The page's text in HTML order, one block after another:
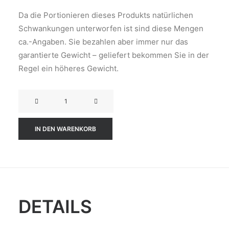
Da die Portionieren dieses Produkts natürlichen
Schwankungen unterworfen ist sind diese Mengen
ca.-Angaben. Sie bezahlen aber immer nur das
garantierte Gewicht – geliefert bekommen Sie in der
Regel ein höheres Gewicht.
IN DEN WARENKORB
DETAILS